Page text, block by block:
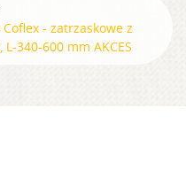
- zatrzaskowe z
340-600 mm AKCES